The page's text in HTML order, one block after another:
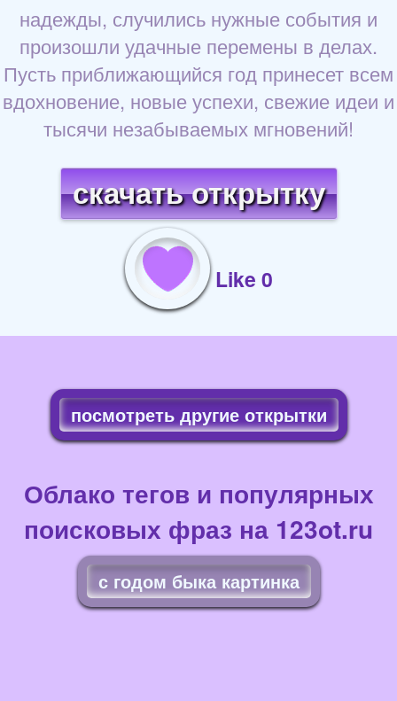
надежды, случились нужные события и
произошли удачные перемены в делах.
Пусть приближающийся год принесет всем
вдохновение, новые успехи, свежие идеи и
тысячи незабываемых мгновений!
скачать открытку
Like 0
посмотреть другие открытки
Облако тегов и популярных
поисковых фраз на 123ot.ru
с годом быка картинка